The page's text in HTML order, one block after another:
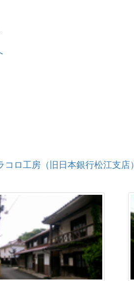
コロ工房（旧日本銀行松江支店